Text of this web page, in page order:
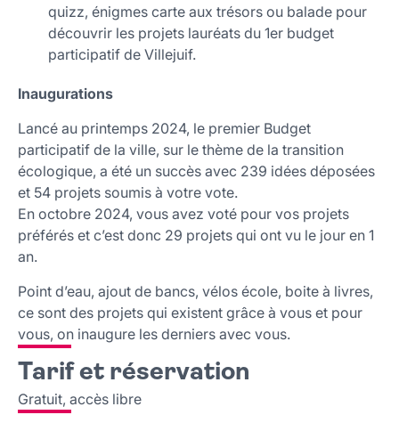
quizz, énigmes carte aux trésors ou balade pour
découvrir les projets lauréats du 1er budget
participatif de Villejuif.
Inaugurations
Lancé au printemps 2024, le premier Budget
participatif de la ville, sur le thème de la transition
écologique, a été un succès avec 239 idées déposées
et 54 projets soumis à votre vote.
En octobre 2024, vous avez voté pour vos projets
préférés et c’est donc 29 projets qui ont vu le jour en 1
an.
Point d’eau, ajout de bancs, vélos école, boite à livres,
ce sont des projets qui existent grâce à vous et pour
vous, on inaugure les derniers avec vous.
Tarif et réservation
Gratuit, accès libre